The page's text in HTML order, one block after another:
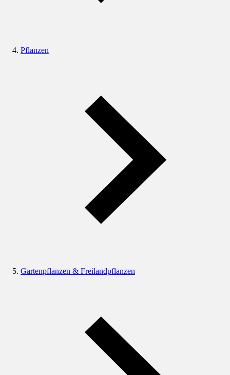
Pflanzen
Gartenpflanzen & Freilandpflanzen